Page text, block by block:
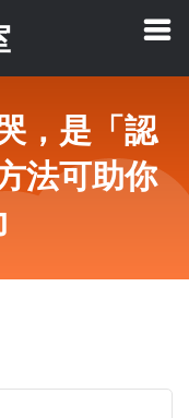
，是「認
法可助你